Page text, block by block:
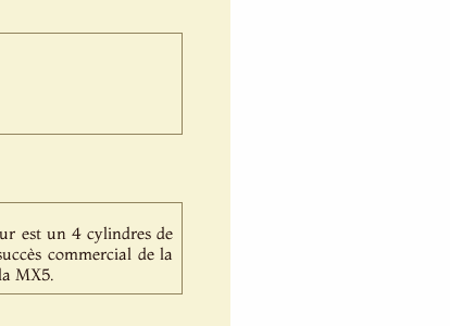
est un 4 cylindres de
commercial de la
MX5.